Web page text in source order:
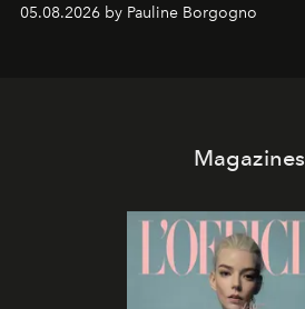
05.08.2026 by Pauline Borgogno
Magazines